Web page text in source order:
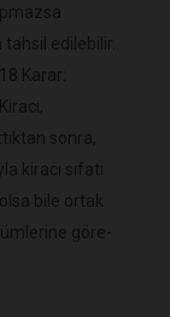
tahsil edilebilir.
Karar:
sonra,
kiracı sıfatı
bile ortak
göre-